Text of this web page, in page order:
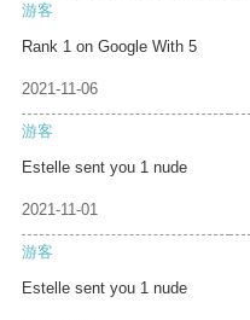
游客
Rank 1 on Google With 5
2021-11-06
游客
Estelle sent you 1 nude
2021-11-01
游客
Estelle sent you 1 nude